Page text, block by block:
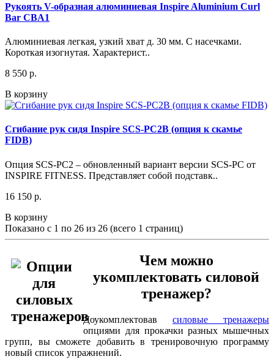
Рукоять V-образная алюминиевая Inspire Aluminium Curl
Bar CBA1
Алюминиевая легкая, узкий хват д. 30 мм. С насечками.
Короткая изогнутая. Характерист..
8 550 р.
В корзину
Сгибание рук сидя Inspire SCS-PC2B (опция к скамье
FIDB)
Опция SCS-PC2 – обновленный вариант версии SCS-PC от
INSPIRE FITNESS. Представляет собой подставк..
16 150 р.
В корзину
Показано с 1 по 26 из 26 (всего 1 страниц)
Чем можно
укомплектовать силовой
тренажер?
Доукомплектовав силовые тренажеры
опциями для прокачки разных мышечных
групп, вы сможете добавить в тренировочную программу
новый список упражнений.